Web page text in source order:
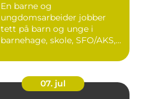
En barne og
ungdomsarbeider jobber
tett på barn og unge i
barnehage, skole, SFO/AKS,
07. jul